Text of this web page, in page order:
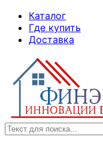
Skip
Content
Каталог
Где купить
Доставка
Search
for: